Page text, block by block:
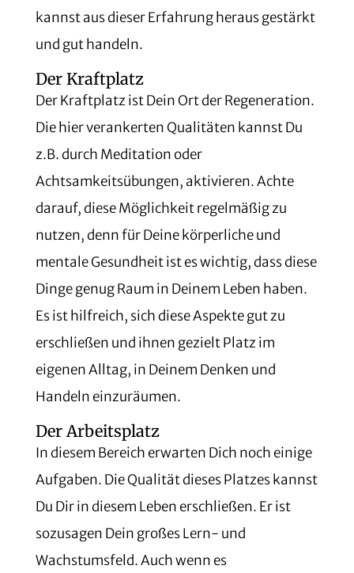
kannst aus dieser Erfahrung heraus gestärkt
und gut handeln.
Der Kraftplatz
Der Kraftplatz ist Dein Ort der Regeneration.
Die hier verankerten Qualitäten kannst Du
z.B. durch Meditation oder
Achtsamkeitsübungen, aktivieren. Achte
darauf, diese Möglichkeit regelmäßig zu
nutzen, denn für Deine körperliche und
mentale Gesundheit ist es wichtig, dass diese
Dinge genug Raum in Deinem Leben haben.
Es ist hilfreich, sich diese Aspekte gut zu
erschließen und ihnen gezielt Platz im
eigenen Alltag, in Deinem Denken und
Handeln einzuräumen.
Der Arbeitsplatz
In diesem Bereich erwarten Dich noch einige
Aufgaben. Die Qualität dieses Platzes kannst
Du Dir in diesem Leben erschließen. Er ist
sozusagen Dein großes Lern- und
Wachstumsfeld. Auch wenn es